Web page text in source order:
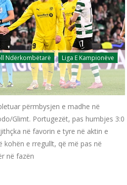
Ndërkombëtarë
Liga E Kampionëve
përmbysjen e madhe në
Glimt. Portugezët, pas humbjes 3:0
në favorin e tyre në aktin e
e rregullt, që më pas në
në fazën